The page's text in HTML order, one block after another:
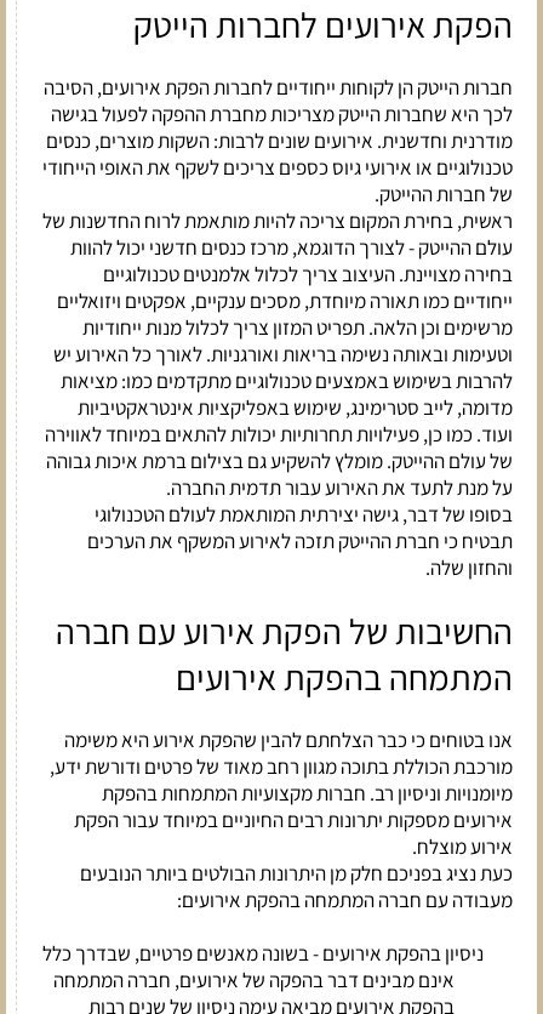
הפקת אירועים לחברות הייטק
חברות הייטק הן לקוחות ייחודיים לחברות הפקת אירועים, הסיבה
לכך היא שחברות הייטק מצריכות מחברת ההפקה לפעול בגישה
מודרנית וחדשנית. אירועים שונים לרבות: השקות מוצרים, כנסים
טכנולוגיים או אירועי גיוס כספים צריכים לשקף את האופי הייחודי
של חברות ההייטק.
ראשית, בחירת המקום צריכה להיות מותאמת לרוח החדשנות של
עולם ההייטק - לצורך הדוגמא, מרכז כנסים חדשני יכול להוות
בחירה מצויינת. העיצוב צריך לכלול אלמנטים טכנולוגיים
ייחודיים כמו תאורה מיוחדת, מסכים ענקיים, אפקטים ויזואליים
מרשימים וכן הלאה. תפריט המזון צריך לכלול מנות ייחודיות
וטעימות ובאותה נשימה בריאות ואורגניות. לאורך כל האירוע יש
להרבות בשימוש באמצעים טכנולוגיים מתקדמים כמו: מציאות
מדומה, לייב סטרימינג, שימוש באפליקציות אינטראקטיביות
ועוד. כמו כן, פעילויות תחרותיות יכולות להתאים במיוחד לאווירה
של עולם ההייטק. מומלץ להשקיע גם בצילום ברמת איכות גבוהה
על מנת לתעד את האירוע עבור תדמית החברה.
בסופו של דבר, גישה יצירתית המותאמת לעולם הטכנולוגי
תבטיח כי חברת ההייטק תזכה לאירוע המשקף את הערכים
והחזון שלה.
החשיבות של הפקת אירוע עם חברה
המתמחה בהפקת אירועים
אנו בטוחים כי כבר הצלחתם להבין שהפקת אירוע היא משימה
מורכבת הכוללת בתוכה מגוון רחב מאוד של פרטים ודורשת ידע,
מיומנויות וניסיון רב. חברות מקצועיות המתמחות בהפקת
אירועים מספקות יתרונות רבים החיוניים במיוחד עבור הפקת
אירוע מוצלח.
כעת נציג בפניכם חלק מן היתרונות הבולטים ביותר הנובעים
מעבודה עם חברה המתמחה בהפקת אירועים:
ניסיון בהפקת אירועים -בשונה מאנשים פרטיים, שבדרך כלל
אינם מבינים דבר בהפקה של אירועים, חברה המתמחה
בהפקת אירועים מביאה עימה ניסיון של שנים רבות